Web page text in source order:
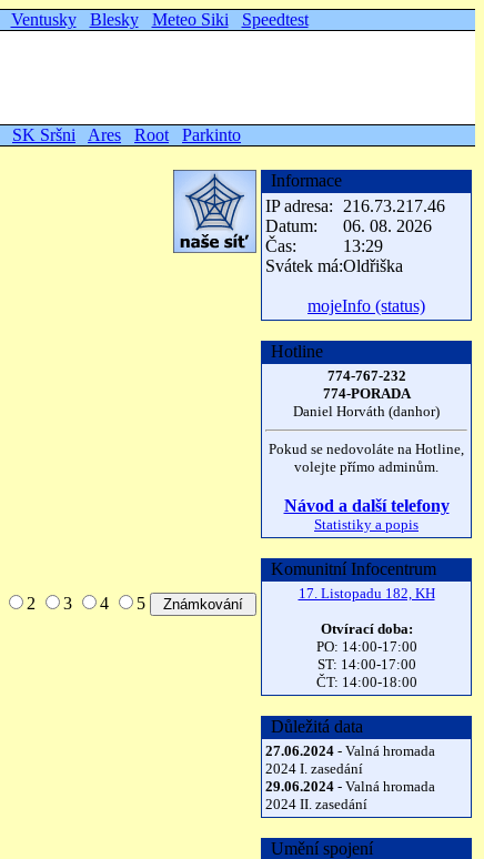
Ventusky Blesky Meteo Siki Speedtest
SK Sršni Ares Root Parkinto
2 3 4 5
Informace
IP adresa:
216.73.217.46
Datum:
06. 08. 2026
Čas:
13:29
Svátek má:Oldřiška
mojeInfo (status)
Hotline
774-767-232
774-PORADA
Daniel Horváth (danhor)
Pokud se nedovoláte na Hotline,
volejte přímo adminům.
Návod a další telefony
Statistiky a popis
Komunitní Infocentrum
17. Listopadu 182, KH
Otvírací doba:
PO: 14:00-17:00
ST: 14:00-17:00
ČT: 14:00-18:00
Důležitá data
27.06.2024 - Valná hromada
2024 I. zasedání
29.06.2024 - Valná hromada
2024 II. zasedání
Umění spojení